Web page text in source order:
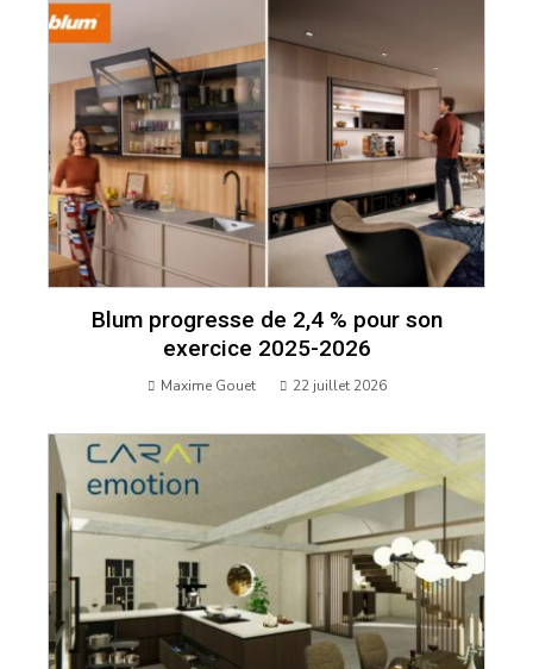
Blum progresse de 2,4 % pour son
exercice 2025-2026
Maxime Gouet 22 juillet 2026